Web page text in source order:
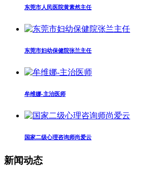
东莞市人民医院黄素然主任
东莞市妇幼保健院张兰主任
牟维娜-主治医师
国家二级心理咨询师尚爱云
新闻动态